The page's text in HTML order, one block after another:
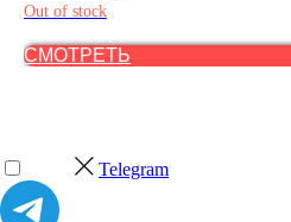
Out of stock
СМОТРЕТЬ
Telegram